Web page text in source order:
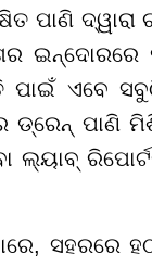
ପାଣି ଦ୍ୱାରା
ଇନ୍ଦୋରରେ
ପାଇଁ ଏବେ
ଡ୍ରେନ୍ ପାଣି
ଲ୍ୟାବ୍
ସହରରେ